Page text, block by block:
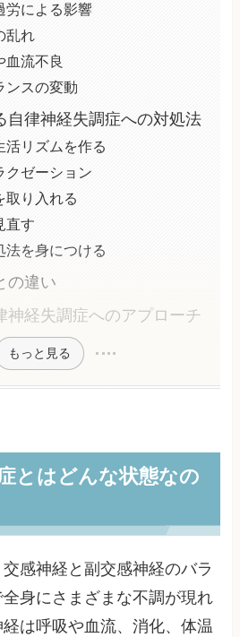
労による影響
乱れ
血流不良
ンスの変動
自律神経失調症への対処法
活リズムを作る
クゼーション
取り入れる
直す
法を身につける
の違い
神経失調症へのアプローチ
もっと見る
とはどんな状態なの
感神経と副交感神経のバラ
身にさまざまな不調が現れ
は呼吸や血流、消化、体温